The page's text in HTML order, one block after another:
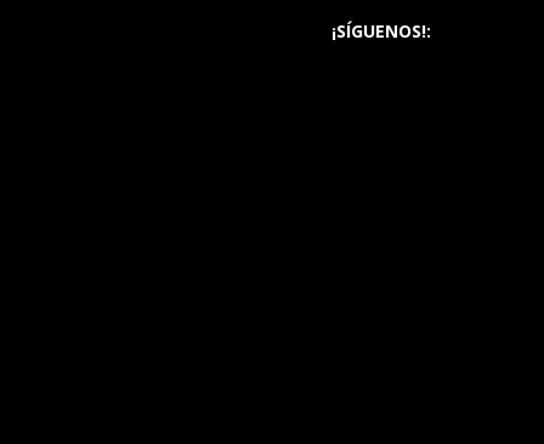
¡SÍGUENOS!: